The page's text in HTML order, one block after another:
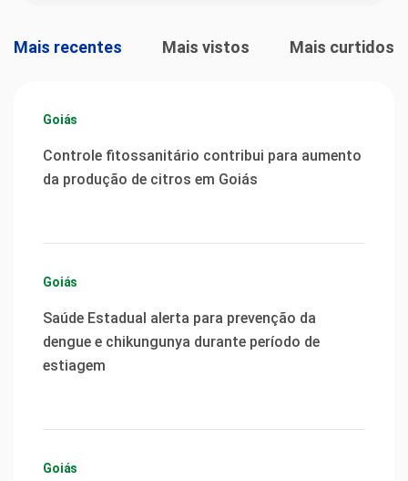
Mais recentes Mais vistos Mais curtidos
Goiás
Controle fitossanitário contribui para aumento
da produção de citros em Goiás
Goiás
Saúde Estadual alerta para prevenção da
dengue e chikungunya durante período de
estiagem
Goiás